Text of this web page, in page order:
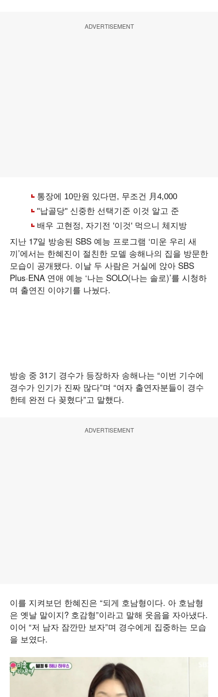
ADVERTISEMENT
지난 17일 방송된 SBS 예능 프로그램 ‘미운 우리 새
끼’에서는 한혜진이 절친한 모델 송해나의 집을 방문한
모습이 공개됐다. 이날 두 사람은 거실에 앉아 SBS
Plus·ENA 연애 예능 ‘나는 SOLO(나는 솔로)’를 시청하
며 출연진 이야기를 나눴다.
방송 중 31기 경수가 등장하자 송해나는 “이번 기수에
경수가 인기가 진짜 많다”며 “여자 출연자분들이 경수
한테 완전 다 꽂혔다”고 말했다.
ADVERTISEMENT
이를 지켜보던 한혜진은 “되게 호남형이다. 아 호남형
은 옛날 말이지? 호감형”이라고 말해 웃음을 자아냈다.
이어 “저 남자 잠깐만 보자”며 경수에게 집중하는 모습
을 보였다.